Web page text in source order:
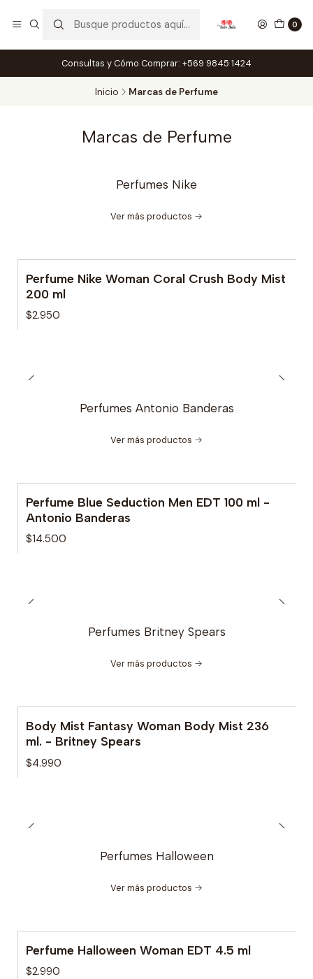
0
Consultas y Cómo Comprar: +569 9845 1424
Inicio Marcas de Perfume
Marcas de Perfume
Perfumes Nike
Ver más productos
Perfume Nike Woman Coral Crush Body Mist
200 ml
$2.950
Perfumes Antonio Banderas
Ver más productos
No disponible
Perfume Blue Seduction Men EDT 100 ml -
Antonio Banderas
$14.500
Perfumes Britney Spears
Ver más productos
Body Mist Fantasy Woman Body Mist 236
ml. - Britney Spears
$4.990
Perfumes Halloween
Ver más productos
Perfume Halloween Woman EDT 4.5 ml
$2.990